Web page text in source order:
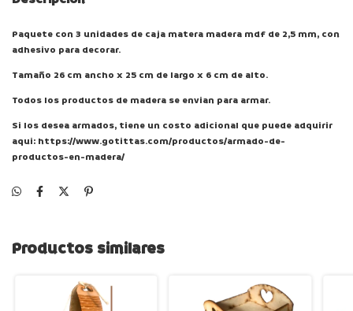
Paquete con 3 unidades de caja matera madera mdf de 2,5 mm, con
adhesivo para decorar.
Tamaño 26 cm ancho x 25 cm de largo x 6 cm de alto.
Todos los productos de madera se envian para armar.
Si los desea armados, tiene un costo adicional que puede adquirir
aqui: https://www.gotittas.com/productos/armado-de-
productos-en-madera/
Productos similares